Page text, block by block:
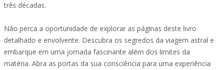
três décadas.
Não perca a oportunidade de explorar as páginas deste livro
detalhado e envolvente. Descubra os segredos da viagem astral e
embarque em uma jornada fascinante além dos limites da
matéria. Abra as portas da sua consciência para uma experiência